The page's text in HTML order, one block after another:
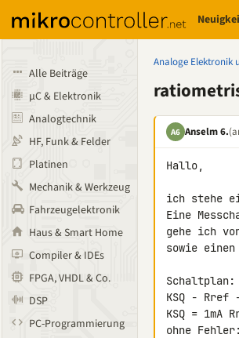
Alle Beiträge
µC & Elektronik
Analogtechnik
HF, Funk & Felder
Platinen
Mechanik & Werkzeug
Fahrzeugelektronik
Haus & Smart Home
Compiler & IDEs
FPGA, VHDL & Co.
DSP
PC-Programmierung
Analoge Elektronik
A6 Anselm 6.
Hallo,
ich stehe
Eine
gehe ich
sowie
Schaltplan:
KSQ - Rref
KSQ = 1mA
ohne